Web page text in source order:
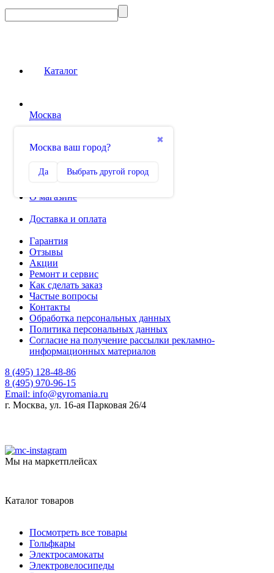
Каталог
Москва
✖
Москва ваш город?
Да Выбрать другой город
0
Избранное
О магазине
Доставка и оплата
Гарантия
Отзывы
Акции
Ремонт и сервис
Как сделать заказ
Частые вопросы
Контакты
Обработка персональных данных
Политика персональных данных
Согласие на получение рассылки рекламно-
информационных материалов
8 (495) 128-48-86
8 (495) 970-96-15
Email: info@gyromania.ru
г. Москва, ул. 16-ая Парковая 26/4
Мы на маркетплейсах
Каталог товаров
Посмотреть все товары
Гольфкары
Электросамокаты
Электровелосипеды